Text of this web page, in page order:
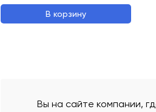
В корзину
Вы на сайте компании,